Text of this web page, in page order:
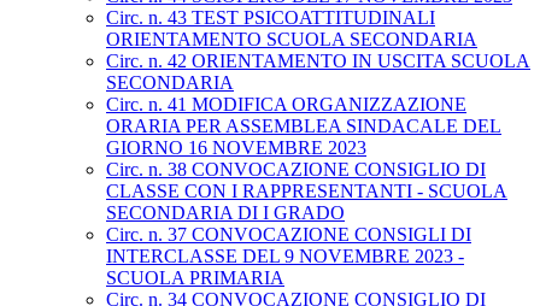
Circ. n. 43 TEST PSICOATTITUDINALI
ORIENTAMENTO SCUOLA SECONDARIA
Circ. n. 42 ORIENTAMENTO IN USCITA SCUOLA
SECONDARIA
Circ. n. 41 MODIFICA ORGANIZZAZIONE
ORARIA PER ASSEMBLEA SINDACALE DEL
GIORNO 16 NOVEMBRE 2023
Circ. n. 38 CONVOCAZIONE CONSIGLIO DI
CLASSE CON I RAPPRESENTANTI - SCUOLA
SECONDARIA DI I GRADO
Circ. n. 37 CONVOCAZIONE CONSIGLI DI
INTERCLASSE DEL 9 NOVEMBRE 2023 -
SCUOLA PRIMARIA
Circ. n. 34 CONVOCAZIONE CONSIGLIO DI